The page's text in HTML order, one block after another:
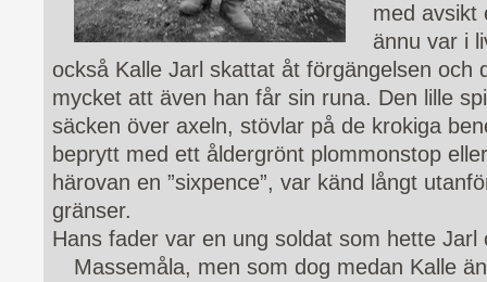
med avsikt
ännu var i
också Kalle Jarl skattat åt förgängelsen och
mycket att även han får sin runa. Den lille
säcken över axeln, stövlar på de krokiga
beprytt med ett åldergrönt plommonstop
härovan en ”sixpence”, var känd långt
gränser.
Hans fader var en ung soldat som hette Jarl
Massemåla, men som dog medan Kalle